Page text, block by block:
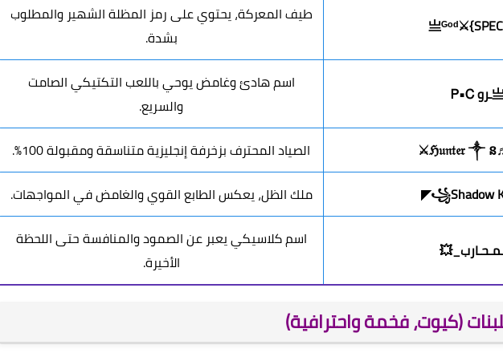
亗
طيف المعركة، يحتوي على رمز المظلة الشهير والمطلوب
بشدة.
اسم هادئ وغامض يوحي باللعب التكتيكي الصامت
والسريع.
الصياد المحترف بزخرفة إنجليزية متناسقة ومقبولة 100%.
ملك الظل، يعكس الطابع القوي والغامض في المواجهات.
اسم كلاسيكي يعبر عن الصمود والمنافسة حتى اللحظة
الأخيرة.
(كيوت، فخمة واحترافية)